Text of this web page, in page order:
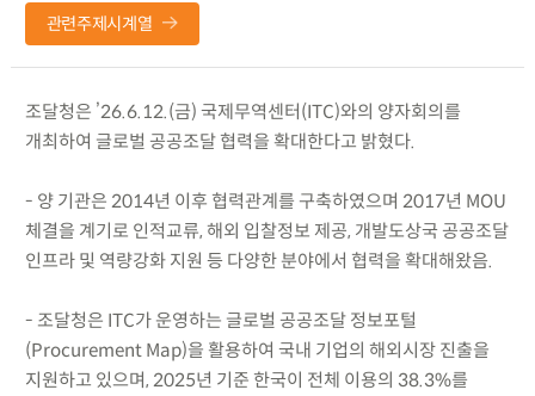
관련주제시계열
조달청은 ’26.6.12.(금) 국제무역센터(ITC)와의 양자회의를
개최하여 글로벌 공공조달 협력을 확대한다고 밝혔다.
- 양 기관은 2014년 이후 협력관계를 구축하였으며 2017년 MOU
체결을 계기로 인적교류, 해외 입찰정보 제공, 개발도상국 공공조달
인프라 및 역량강화 지원 등 다양한 분야에서 협력을 확대해왔음.
- 조달청은 ITC가 운영하는 글로벌 공공조달 정보포털
(Procurement Map)을 활용하여 국내 기업의 해외시장 진출을
지원하고 있으며, 2025년 기준 한국이 전체 이용의 38.3%를